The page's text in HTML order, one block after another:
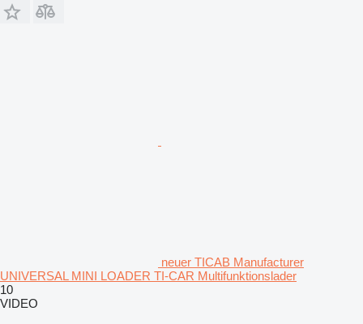
neuer TICAB Manufacturer
UNIVERSAL MINI LOADER TI-CAR Multifunktionslader
10
VIDEO